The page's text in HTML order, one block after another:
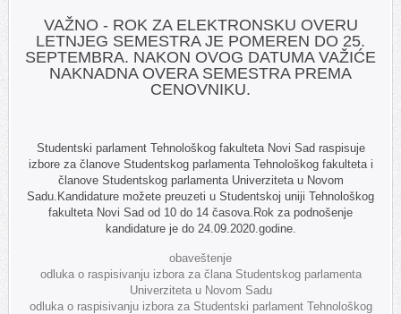
VAŽNO - ROK ZA ELEKTRONSKU OVERU
LETNJEG SEMESTRA JE POMEREN DO 25.
SEPTEMBRA. NAKON OVOG DATUMA VAŽIĆE
NAKNADNA OVERA SEMESTRA PREMA
CENOVNIKU.
Studentski parlament Tehnološkog fakulteta Novi Sad raspisuje
izbore za članove Studentskog parlamenta Tehnološkog fakulteta i
članove Studentskog parlamenta Univerziteta u Novom
Sadu.Kandidature možete preuzeti u Studentskoj uniji Tehnološkog
fakulteta Novi Sad od 10 do 14 časova.Rok za podnošenje
kandidature je do 24.09.2020.godine.
obaveštenje
odluka o raspisivanju izbora za člana Studentskog parlamenta
Univerziteta u Novom Sadu
odluka o raspisivanju izbora za Studentski parlament Tehnološkog